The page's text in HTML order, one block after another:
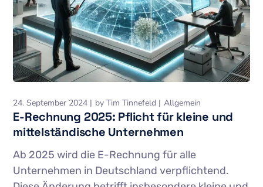
24. September 2024 byTim Tinnefeld Allgemein
E-Rechnung 2025: Pflicht für kleine und
mittelständische Unternehmen
Ab 2025 wird die E-Rechnung für alle
Unternehmen in Deutschland verpflichtend.